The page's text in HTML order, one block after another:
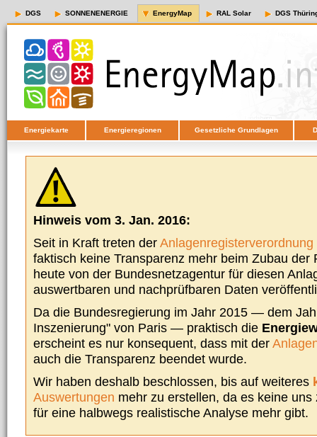
DGS SONNENENERGIE EnergyMap RAL Solar DGS
Energiekarte Energieregionen Gesetzliche Grundlagen
Hinweis vom 3. Jan. 2016:
Seit in Kraft treten derAnlagenregisterverordnung
faktisch keine Transparenz mehr beim Zubau der
heute von der Bundesnetzagentur für diesen
auswertbaren und nachprüfbaren Daten
Da die Bundesregierung im Jahr 2015 — dem
Inszenierung" von Paris — praktisch die
erscheint es nur konsequent, dass mit der
auch die Transparenz beendet wurde.
Wir haben deshalb beschlossen, bis auf weiteres
Auswertungen mehr zu erstellen, da es keine
für eine halbwegs realistische Analyse mehr gibt.